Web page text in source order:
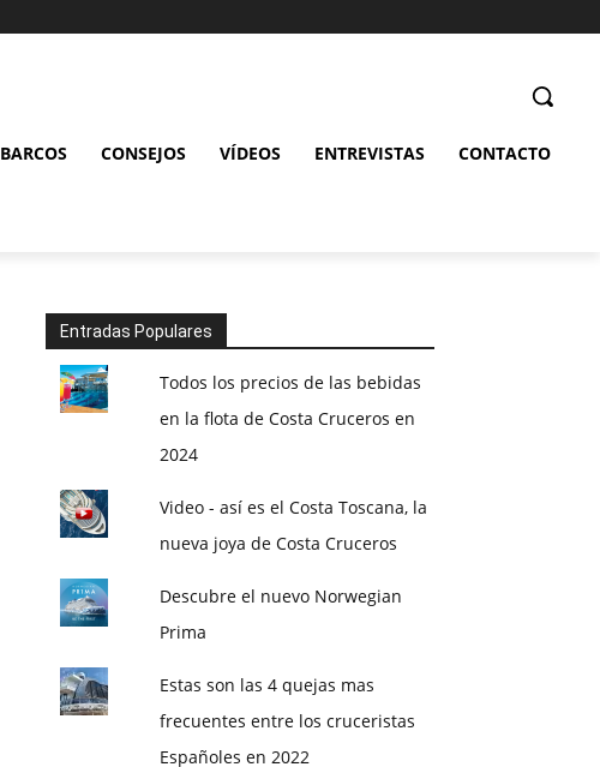
BARCOS CONSEJOS VÍDEOS ENTREVISTAS CONTACTO
Entradas Populares
Todos los precios de las bebidas
en la flota de Costa Cruceros en
2024
Video - así es el Costa Toscana, la
nueva joya de Costa Cruceros
Descubre el nuevo Norwegian
Prima
Estas son las 4 quejas mas
frecuentes entre los cruceristas
Españoles en 2022